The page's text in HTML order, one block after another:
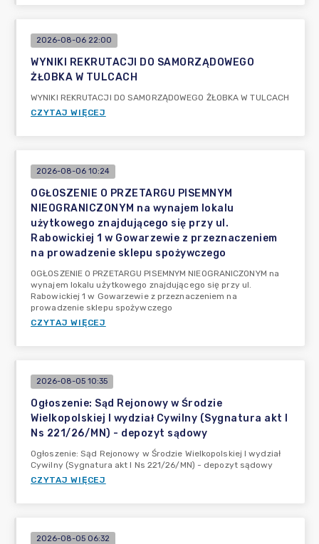
2026-08-06 22:00
WYNIKI REKRUTACJI DO SAMORZĄDOWEGO
ŻŁOBKA W TULCACH
WYNIKI REKRUTACJI DO SAMORZĄDOWEGO ŻŁOBKA W TULCACH
CZYTAJ WIĘCEJ
2026-08-06 10:24
OGŁOSZENIE O PRZETARGU PISEMNYM
NIEOGRANICZONYM na wynajem lokalu
użytkowego znajdującego się przy ul.
Rabowickiej 1 w Gowarzewie z przeznaczeniem
na prowadzenie sklepu spożywczego
OGŁOSZENIE O PRZETARGU PISEMNYM NIEOGRANICZONYM na
wynajem lokalu użytkowego znajdującego się przy ul.
Rabowickiej 1 w Gowarzewie z przeznaczeniem na
prowadzenie sklepu spożywczego
CZYTAJ WIĘCEJ
2026-08-05 10:35
Ogłoszenie: Sąd Rejonowy w Środzie
Wielkopolskiej I wydział Cywilny (Sygnatura akt I
Ns 221/26/MN) - depozyt sądowy
Ogłoszenie: Sąd Rejonowy w Środzie Wielkopolskiej I wydział
Cywilny (Sygnatura akt I Ns 221/26/MN) - depozyt sądowy
CZYTAJ WIĘCEJ
2026-08-05 06:32